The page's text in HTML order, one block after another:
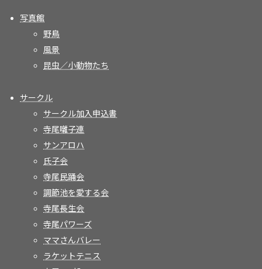
写真館
野鳥
風景
昆虫／小動物たち
サークル
サークル加入申込書
寺尾囃子連
サンアロハ
氏子会
寺尾民踊会
調節池を愛する会
寺尾長生会
寺尾パワーズ
ママさんバレー
ラケットテニス